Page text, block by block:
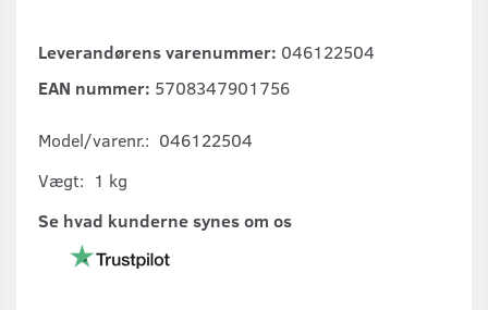
Leverandørens varenummer: 046122504
EAN nummer: 5708347901756
Model/varenr.: 046122504
Vægt: 1 kg
Se hvad kunderne synes om os